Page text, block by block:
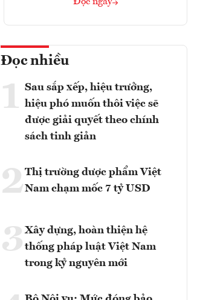
Đọc nhiều
1 Sau sắp xếp, hiệu trưởng,
hiệu phó muốn thôi việc sẽ
được giải quyết theo chính
sách tinh giản
2Thị trường dược phẩm Việt
Nam chạm mốc 7 tỷ USD
3 Xây dựng, hoàn thiện hệ
thống pháp luật Việt Nam
trong kỷ nguyên mới